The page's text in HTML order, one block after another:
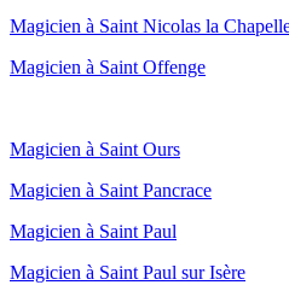
Magicien à Saint Nicolas la
Magicien à Saint Offenge
Magicien à Saint Ours
Magicien à Saint Pancrace
Magicien à Saint Paul
Magicien à Saint Paul sur Isère